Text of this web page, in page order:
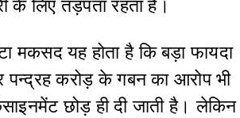
के लिए तड़पता रहता है।
मकसद यह होता है कि बड़ा फायदा
पन्द्रह करोड़ के गबन का आरोप भी
छोड़ ही दी जाती है। लेकिन